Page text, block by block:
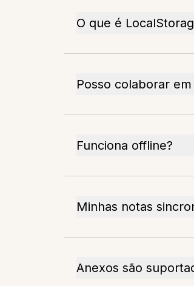
O que é
Posso colaborar em
Funciona offline?
Minhas notas
Anexos são